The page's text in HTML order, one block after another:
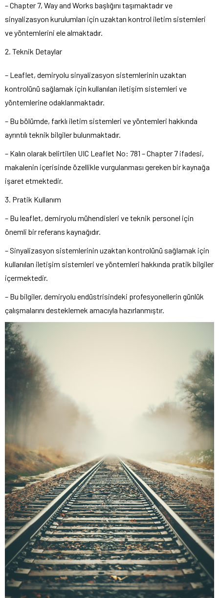
– Chapter 7, Way and Works başlığını taşımaktadır ve
sinyalizasyon kurulumları için uzaktan kontrol iletim sistemleri
ve yöntemlerini ele almaktadır.
2. Teknik Detaylar
– Leaflet, demiryolu sinyalizasyon sistemlerinin uzaktan
kontrolünü sağlamak için kullanılan iletişim sistemleri ve
yöntemlerine odaklanmaktadır.
– Bu bölümde, farklı iletim sistemleri ve yöntemleri hakkında
ayrıntılı teknik bilgiler bulunmaktadır.
– Kalın olarak belirtilen UIC Leaflet No: 781 – Chapter 7 ifadesi,
makalenin içerisinde özellikle vurgulanması gereken bir kaynağa
işaret etmektedir.
3. Pratik Kullanım
– Bu leaflet, demiryolu mühendisleri ve teknik personel için
önemli bir referans kaynağıdır.
– Sinyalizasyon sistemlerinin uzaktan kontrolünü sağlamak için
kullanılan iletişim sistemleri ve yöntemleri hakkında pratik bilgiler
içermektedir.
– Bu bilgiler, demiryolu endüstrisindeki profesyonellerin günlük
çalışmalarını desteklemek amacıyla hazırlanmıştır.